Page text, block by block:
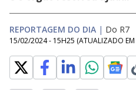
REPORTAGEM DO DIA | Do R7
15/02/2024 - 15H25 (ATUALIZADO EM